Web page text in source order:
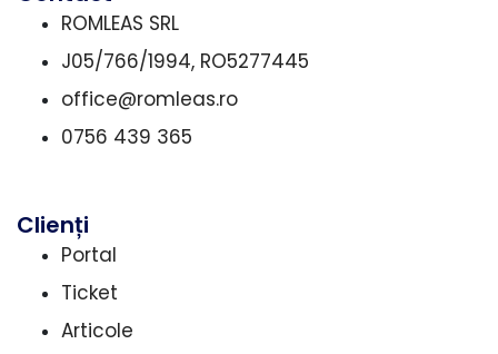
ROMLEAS SRL
J05/766/1994, RO5277445
office@romleas.ro
0756 439 365
Clienți
Portal
Ticket
Articole